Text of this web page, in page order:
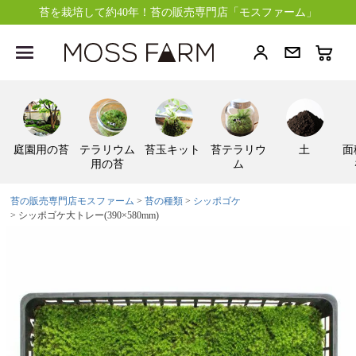
苔を栽培して約40年！苔の販売専門店「モスファーム」
庭園用の苔
テラリウム
用の苔
苔玉キット
苔テラリウ
ム
土
苔の販売専門店モスファーム 苔の種類
シッポゴケ
シッポゴケ大トレー(390×580mm)